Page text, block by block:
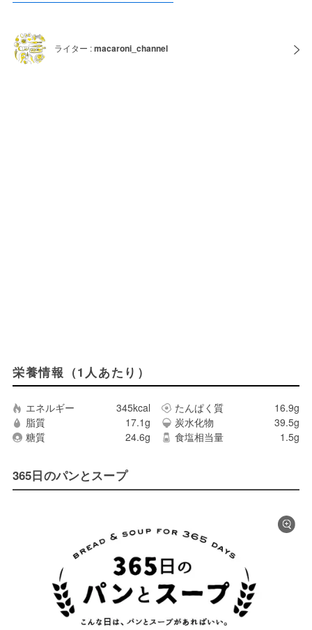
ライター :macaroni_channel
栄養情報（1人あたり）
エネルギー 345kcal たんぱく質
16.9g
脂質
17.1g 炭水化物
39.5g
糖質
24.6g 食塩相当量 1.5g
365日のパンとスープ